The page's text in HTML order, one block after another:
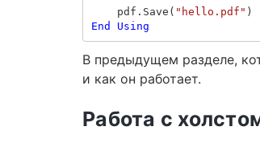
pdf . Save ( "hello.pdf" )
End
Using
В предыдущем разделе,
и как он работает.
Работа с